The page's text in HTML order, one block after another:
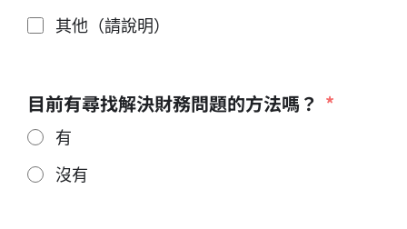
其他（請說明）
目前有尋找解決財務問題的方法嗎？
有
沒有